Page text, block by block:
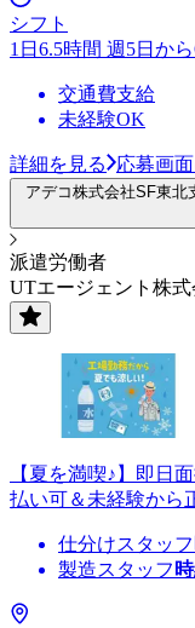
シフト
1日6.5時間 週5日か
交通費支給
未経験OK
詳細を見る 応募画
アデコ株式会社SF東
派遣労働者
UTエージェント株
【夏を満喫♪】即日
払い可＆未経験から
仕分けスタッフ
製造スタッフ